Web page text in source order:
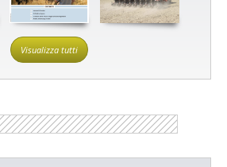
Visualizza tutti